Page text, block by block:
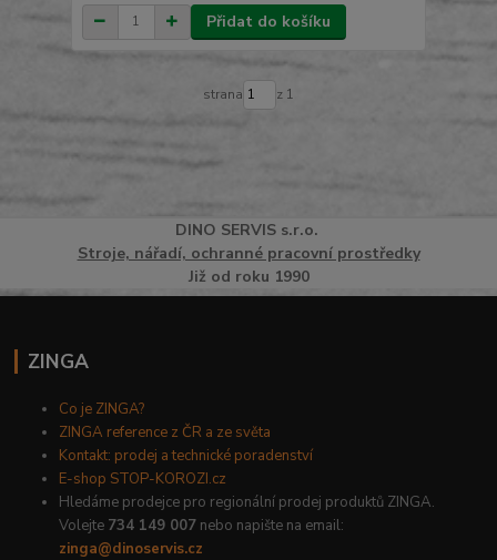
Přidat do košíku
strana z 1
DINO SERVISs.r.o.
Stroje, nářadí, ochranné pracovní prostředky
Již od roku 1990
ZINGA
Co je ZINGA?
ZINGA reference z ČR a ze světa
Kontakt: prodej a technické poradenství
E-shop STOP-KOROZI.cz
Hledáme prodejce pro regionální prodej produktů ZINGA.
Volejte 734 149 007 nebo napište na email:
zinga@dinoservis.cz